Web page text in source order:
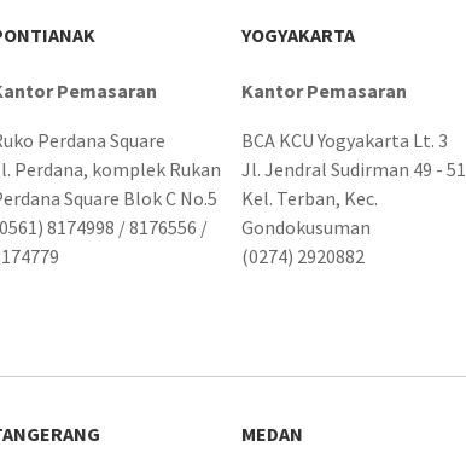
Pemasaran
Perdana Square
Perdana, komplek Rukan
Square Blok C No.5
8174998 / 8176556 /
YOGYAKARTA
Kantor Pemasaran
BCA KCU Yogyakarta Lt. 3
Jl. Jendral Sudirman 49 - 51
Kel. Terban, Kec.
Gondokusuman
(0274) 2920882
MEDAN